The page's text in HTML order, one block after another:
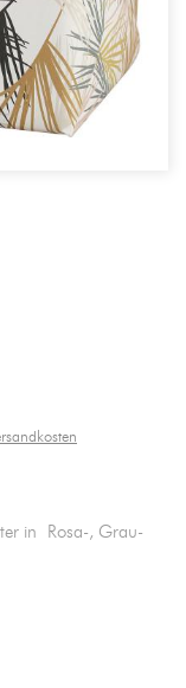
in Rosa-, Grau-